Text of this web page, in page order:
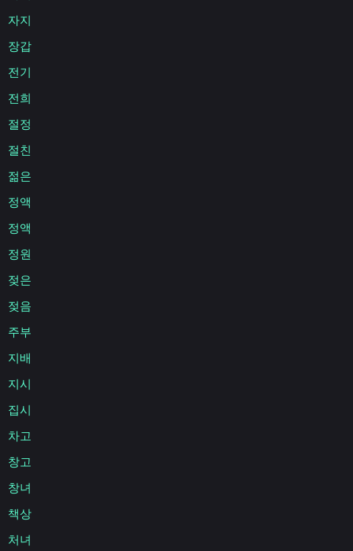
자지
장갑
전기
전희
절정
절친
젊은
정액
정액
정원
젖은
젖음
주부
지배
지시
집시
차고
창고
창녀
책상
처녀